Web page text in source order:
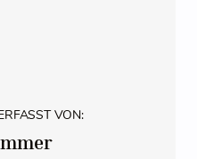
VON: